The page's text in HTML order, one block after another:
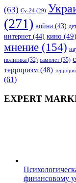
(63) Су-24 (29)
(271) война (43)
интернет (44) кино (49)
мнение (154)
политика (32) самолет (35)
терроризм (48)
(61)
EXPERT
финансовому